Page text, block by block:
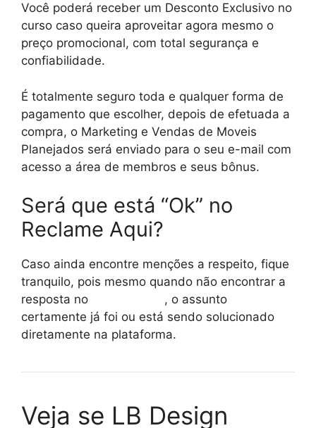
Você poderá receber um Desconto Exclusivo no
curso caso queira aproveitar agora mesmo o
preço promocional, com total segurança e
confiabilidade.
É totalmente seguro toda e qualquer forma de
pagamento que escolher, depois de efetuada a
compra, o Marketing e Vendas de Moveis
Planejados será enviado para o seu e-mail com
acesso a área de membros e seus bônus.
Será que está “Ok” no
Reclame Aqui?
Caso ainda encontre menções a respeito, fique
tranquilo, pois mesmo quando não encontrar a
resposta no
, o assunto
certamente já foi ou está sendo solucionado
diretamente na plataforma.
Veja se LB Design